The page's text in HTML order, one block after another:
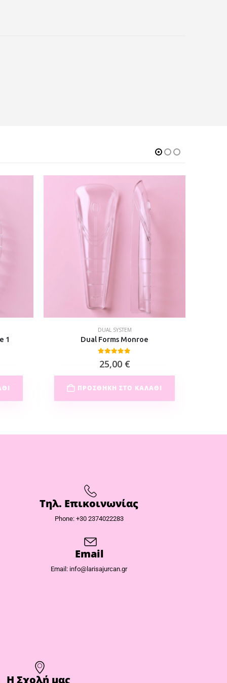
1
DUAL SYSTEM
Dual Forms Monroe
25,00 €
ΠΡΟΣΘΉΚΗ ΣΤΟ ΚΑΛΆΘΙ
Τηλ. Επικοινωνίας
Phone: +30 2374022283
Email
Email: info@larisajurcan.gr
Η Σχολή μας